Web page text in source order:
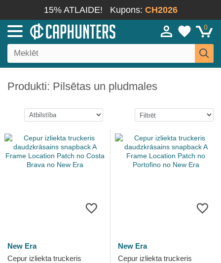
15% ATLAIDE! Kupons: CH2026
0
Produkti: Pilsētas un pludmales
New Era
Cepur izliekta truckeris
New Era
Cepur izliekta truckeris